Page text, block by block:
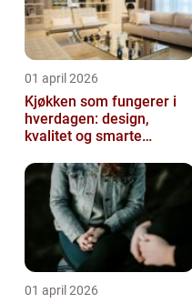
01 april 2026
Kjøkken som fungerer i
hverdagen: design,
kvalitet og smarte
01 april 2026